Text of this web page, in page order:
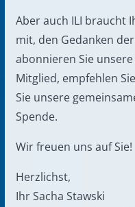
Aber auch ILI braucht
mit, den Gedanken
abonnieren Sie
Mitglied, empfehlen
Sie unsere
Spende.
Wir freuen uns auf Sie!
Herzlichst,
Ihr Sacha Stawski